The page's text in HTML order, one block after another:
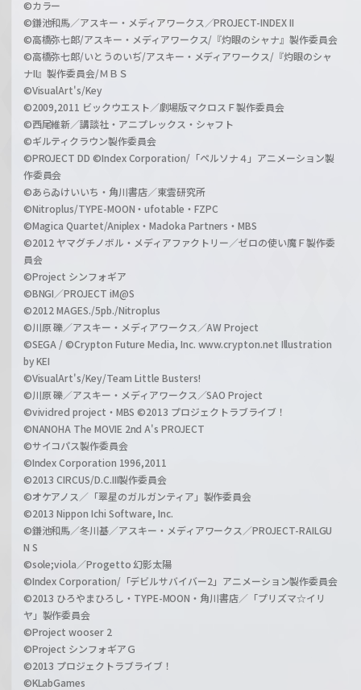
©カラー
©鎌池和馬／アスキー・メディアワークス／PROJECT-INDEX II
©高橋弥七郎/アスキー・メディアワークス/『灼眼のシャナ』製作委員会
©高橋弥七郎/いとうのいぢ/アスキー・メディアワークス/『灼眼のシャ
ナII』製作委員会/ＭＢＳ
©VisualArt's/Key
©2009,2011 ビックウエスト／劇場版マクロスＦ製作委員会
©西尾維新／講談社・アニプレックス・シャフト
©ギルティクラウン製作委員会
©PROJECT DD ©Index Corporation/「ペルソナ４」アニメーション製
作委員会
©あらゐけいいち・角川書店／東雲研究所
©Nitroplus/TYPE-MOON・ufotable・FZPC
©Magica Quartet/Aniplex・Madoka Partners・MBS
©2012 ヤマグチノボル・メディアファクトリー／ゼロの使い魔Ｆ製作委
員会
©Project シンフォギア
©BNGI／PROJECT iM@S
©2012 MAGES./5pb./Nitroplus
©川原 礫／アスキー・メディアワークス／AW Project
©SEGA / ©Crypton Future Media, Inc. www.crypton.net Illustration
by KEI
©VisualArt's/Key/Team Little Busters!
©川原 礫／アスキー・メディアワークス／SAO Project
©vividred project・MBS ©2013 プロジェクトラブライブ！
©NANOHA The MOVIE 2nd A's PROJECT
©サイコパス製作委員会
©Index Corporation 1996,2011
©2013 CIRCUS/D.C.III製作委員会
©オケアノス／「翠星のガルガンティア」製作委員会
©2013 Nippon Ichi Software, Inc.
©鎌池和馬／冬川基／アスキー・メディアワークス／PROJECT-RAILGU
N S
©sole;viola／Progetto 幻影太陽
©Index Corporation/「デビルサバイバー2」アニメーション製作委員会
©2013 ひろやまひろし・TYPE-MOON・角川書店／「プリズマ☆イリ
ヤ」製作委員会
©Project wooser 2
©Project シンフォギアＧ
©2013 プロジェクトラブライブ！
©KLabGames